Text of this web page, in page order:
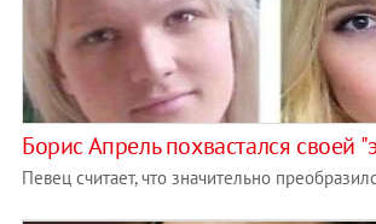
Борис Апрель похвастался своей
Певец считает, что значительно